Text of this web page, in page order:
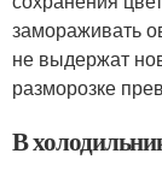
замораживать
не выдержат
разморозке
В